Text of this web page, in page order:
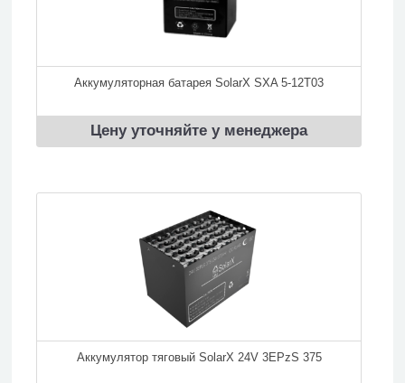
Аккумуляторная батарея SolarX SXA 5-12T03
Цену уточняйте у менеджера
Аккумулятор тяговый SolarX 24V 3EPzS 375